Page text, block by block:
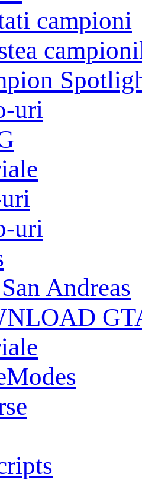
campioni
uri
uri
Andreas